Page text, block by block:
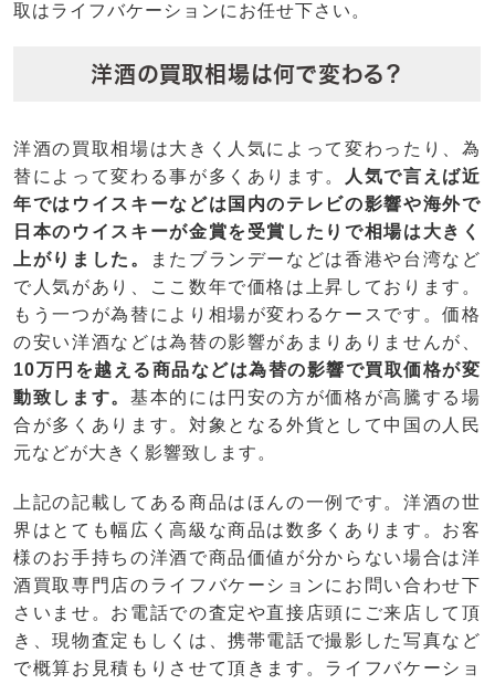
取はライフバケーションにお任せ下さい。
洋酒の買取相場は何で変わる？
洋酒の買取相場は大きく人気によって変わったり、為
替によって変わる事が多くあります。
人気で言えば近
年ではウイスキーなどは国内のテレビの影響や海外で
日本のウイスキーが金賞を受賞したりで相場は大きく
上がりました。
またブランデーなどは香港や台湾など
で人気があり、ここ数年で価格は上昇しております。
もう一つが為替により相場が変わるケースです。価格
の安い洋酒などは為替の影響があまりありませんが、
10万円を越える商品などは為替の影響で買取価格が変
動致します。 基本的には円安の方が価格が高騰する場
合が多くあります。対象となる外貨として中国の人民
元などが大きく影響致します。
上記の記載してある商品はほんの一例です。洋酒の世
界はとても幅広く高級な商品は数多くあります。お客
様のお手持ちの洋酒で商品価値が分からない場合は洋
酒買取専門店のライフバケーションにお問い合わせ下
さいませ。お電話での査定や直接店頭にご来店して頂
き、現物査定もしくは、携帯電話で撮影した写真など
で概算お見積もりさせて頂きます。ライフバケーショ